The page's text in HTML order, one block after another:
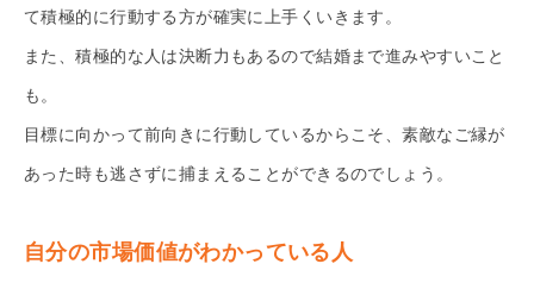
て積極的に行動する方が確実に上手くいきます。
また、積極的な人は決断力もあるので結婚まで進みやすいこと
も。
目標に向かって前向きに行動しているからこそ、素敵なご縁が
あった時も逃さずに捕まえることができるのでしょう。
自分の市場価値がわかっている人